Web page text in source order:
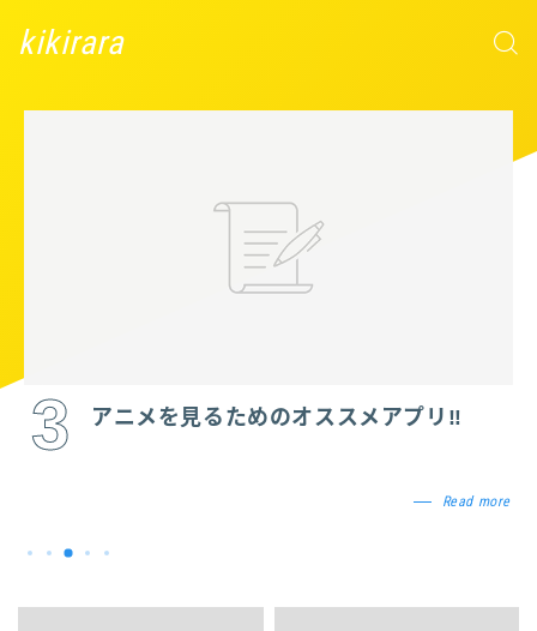
kikirara
3 アニメを見るためのオススメアプリ‼
Read more